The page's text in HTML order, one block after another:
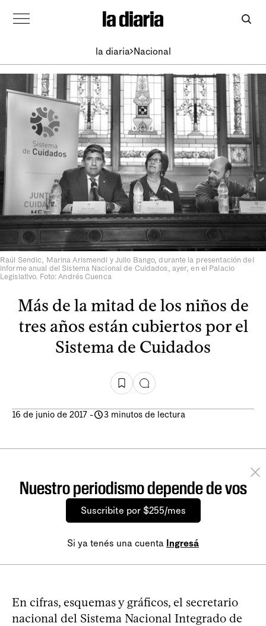
la diaria Nacional
Raúl Sendic, Marina Arismendi y Julio Bango, durante la presentación del
informe anual del Sistema Nacional de Cuidados, ayer, en el Palacio
Legislativo. Foto: Andrés Cuenca
Más de la mitad de los niños de
tres años están cubiertos por el
Sistema de Cuidados
16 de junio de 2017 - 3 minutos de lectura
Nuestro periodismo depende de vos
Suscribite por $255/mes
Si ya tenés una cuenta Ingresá
En cifras, esquemas y gráficos, el secretario
nacional del Sistema Nacional Integrado de